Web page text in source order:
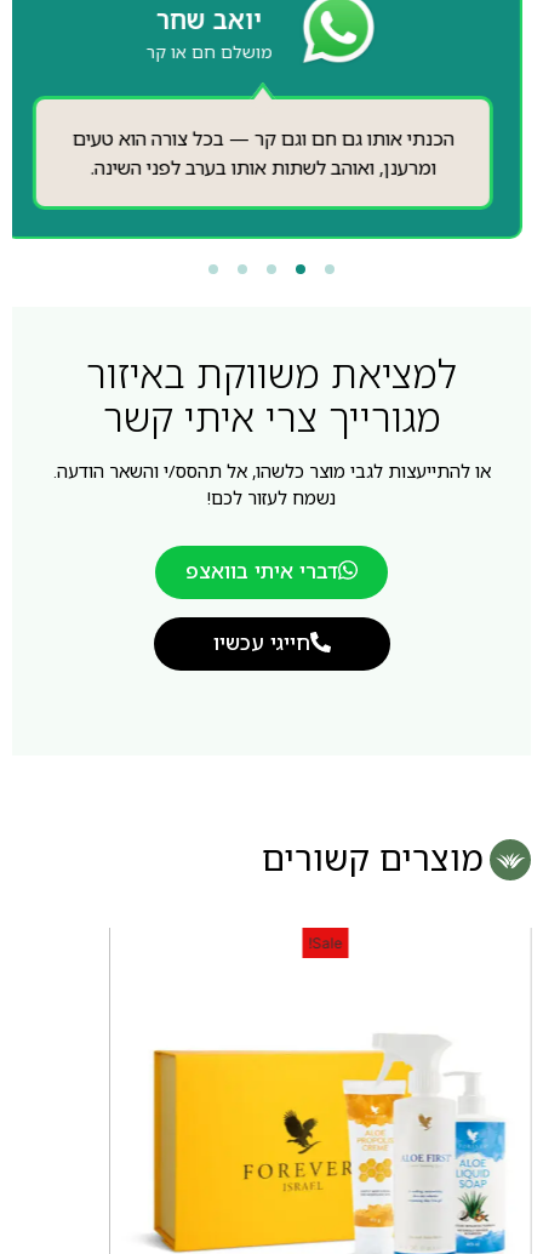
הכנתי אותו גם חם וגם קר — בכל צורה הוא טעים
ומרענן, ואוהב לשתות אותו בערב לפני השינה.
יואב שחר
מושלם חם או קר
למציאת משווקת באיזור
מגורייך צרי איתי קשר
או להתייעצות לגבי מוצר כלשהו, אל תהסס/י והשאר הודעה.
נשמח לעזור לכם!
דברי איתי בוואצפ
חייגי עכשיו
מוצרים קשורים
Sale!